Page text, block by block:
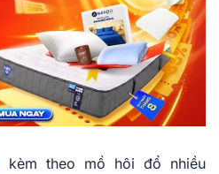
kèm theo mồ hôi đổ nhiều